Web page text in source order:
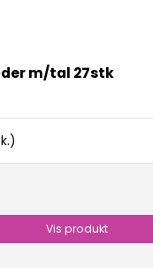
m/tal 27stk
Vis produkt